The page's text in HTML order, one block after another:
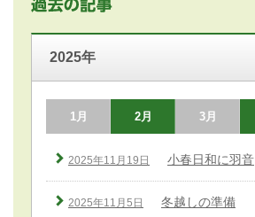
2025年
1月 2月 3月
2025年11月19日 小春日和に羽音
2025年11月5日 冬越しの準備